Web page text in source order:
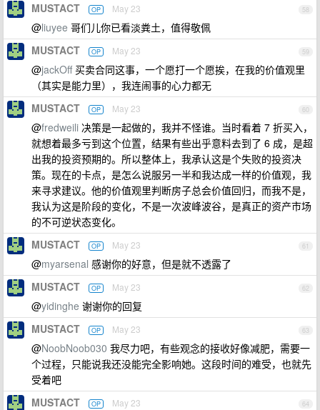
58
MUSTACT OP May 23
@liuyee 哥们儿你已看淡粪土，值得敬佩
59
MUSTACT OP May 23
@jackOff买卖合同这事，一个愿打一个愿挨，在我的价值观里
（其实是能力里），我连闹事的心力都无
60
MUSTACT OP May 23
@fredweili 决策是一起做的，我并不怪谁。当时看着 7 折买入，
就想着最多亏到这个位置，结果有些出乎意料去到了 6 成，是超
出我的投资预期的。所以整体上，我承认这是个失败的投资决
策。现在的卡点，是怎么说服另一半和我达成一样的价值观，我
来寻求建议。他的价值观里判断房子总会价值回归，而我不是，
我认为这是阶段的变化，不是一次波峰波谷，是真正的资产市场
的不可逆状态变化。
61
MUSTACT OP May 23
@myarsenal 感谢你的好意，但是就不透露了
62
MUSTACT OP May 23
@yidinghe 谢谢你的回复
63
MUSTACT OP May 23
@NoobNoob030 我尽力吧，有些观念的接收好像减肥，需要一
个过程，只能说我还没能完全影响她。这段时间的难受，也就先
受着吧
64
MUSTACT OP May 23